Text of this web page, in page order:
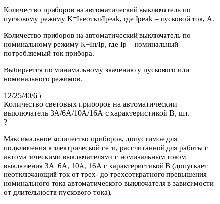
Количество приборов на автоматический выключатель по
пусковому режиму K=Iнеоткл/Ipeak, где Ipeak – пусковой ток, А.
Количество приборов на автоматический выключатель по
номинальному режиму K=Iн/Iр, где Iр – номинальный
потребляемый ток прибора.
Выбирается по минимальному значению у пускового или
номинального режимов.
12/25/40/65
Количество световых приборов на автоматический
выключатель 3А/6А/10А/16А с характеристикой В, шт.
?
Максимальное количество приборов, допустимое для
подключения к электрической сети, рассчитанной для работы с
автоматическими выключателями с номинальным током
выключения 3А, 6А, 10А, 16А с характеристикой В (допускает
неотключающий ток от трех- до трехсоткратного превышения
номинального тока автоматического выключателя в зависимости
от длительности пускового тока).